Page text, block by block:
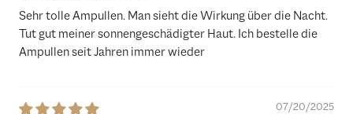
Sehr tolle Ampullen. Man sieht die Wirkung über die Nacht.
Tut gut meiner sonnengeschädigter Haut. Ich bestelle die
Ampullen seit Jahren immer wieder
07/20/2025